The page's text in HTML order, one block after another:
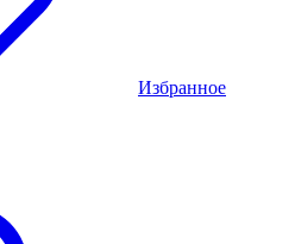
Избранное